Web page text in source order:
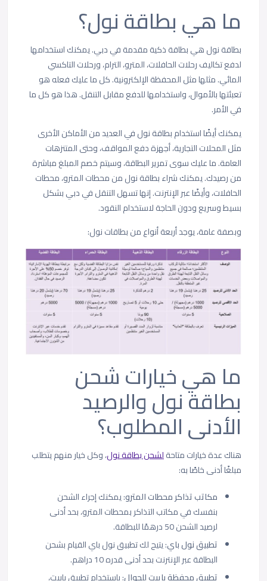
ما هي بطاقة نول؟
بطاقة نول هي بطاقة ذكية مقدمة في دبي. يمكنك استخدامها
لدفع تكاليف رحلات الحافلات، المترو، الترام، ورحلات التاكسي
المائي. مثلها مثل المحفظة الإلكترونية. كل ما عليك فعله هو
تعبئتها بالأموال، واستخدامها للدفع مقابل التنقل. هذا هو كل ما
في الأمر.
يمكنك أيضًا استخدام بطاقة نول في العديد من الأماكن الأخرى
مثل المحلات التجارية، أجهزة دفع المواقف، وحتى المتنزهات
العامة. ما عليك سوى تمرير البطاقة، وسيتم خصم المبلغ مباشرة
من رصيدك. يمكنك شراء بطاقة نول من محطات المترو، محطات
الحافلات، وأيضًا عبر الإنترنت. إنها تسهل التنقل في دبي بشكل
بسيط وسريع ودون الحاجة لاستخدام النقود.
وبصفة عامة، يوجد أربعة أنواع من بطاقات نول:
ما هي خيارات شحن
بطاقة نول والرصيد
الأدنى المطلوب؟
هناك عدة خيارات متاحةلشحن بطاقة نول، وكل خيار منهم يتطلب
مبلغًا أدنى خاصًا به:
مكاتب تذاكر محطات المترو: يمكنك إجراء الشحن
بنفسك في مكاتب التذاكر بمحطات المترو، بحد أدنى
لرصيد الشحن 50 درهمًا للبطاقة.
تطبيق نول باي: يتيح لك تطبيق نول باي القيام بشحن
البطاقة عبر الإنترنت بحد أدنى قدره 10 دراهم.
تطبيق محفظة باييت للجوال: باستخدام تطبيق باييت،